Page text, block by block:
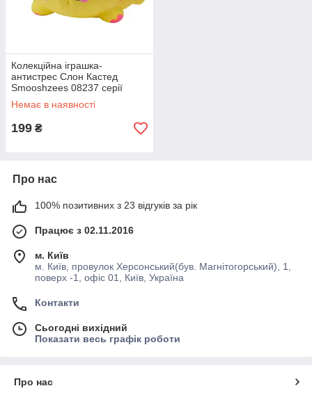
Колекційна іграшка-
антистрес Слон Кастед
Smooshzees 08237 серії
"Luvzees"
Немає в наявності
199 ₴
Про нас
100% позитивних з 23 відгуків за рік
Працює з 02.11.2016
м. Київ
м. Київ, провулок Херсонський(був. Магнітогорський), 1,
поверх -1, офіс 01, Київ, Україна
Контакти
Сьогодні вихідний
Показати весь графік роботи
Про нас